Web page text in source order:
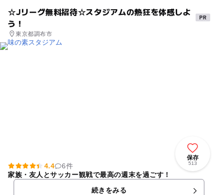
☆Jリーグ無料招待☆スタジアムの熱狂を体感しよ
う！
東京都調布市
保存
513
4.4
6件
家族・友人とサッカー観戦で最高の週末を過ごす！
続きをみる